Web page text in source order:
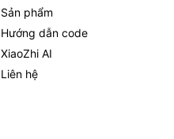
Sản phẩm
Hướng dẫn code
XiaoZhi AI
Liên hệ